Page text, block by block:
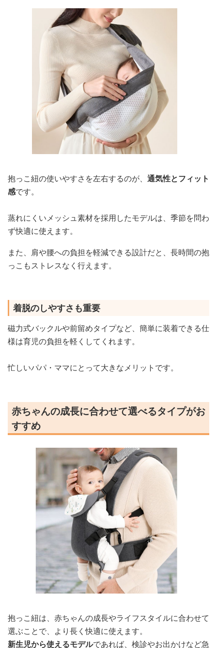
抱っこ紐の使いやすさを左右するのが、 通気性とフィット
感です。
蒸れにくいメッシュ素材を採用したモデルは、季節を問わ
ず快適に使えます。
また、肩や腰への負担を軽減できる設計だと、長時間の抱
っこもストレスなく行えます。
着脱のしやすさも重要
磁力式バックルや前留めタイプなど、簡単に装着できる仕
様は育児の負担を軽くしてくれます。
忙しいパパ・ママにとって大きなメリットです。
赤ちゃんの成長に合わせて選べるタイプがお
すすめ
抱っこ紐は、赤ちゃんの成長やライフスタイルに合わせて
選ぶことで、より長く快適に使えます。
新生児から使えるモデルであれば、検診やお出かけなど急